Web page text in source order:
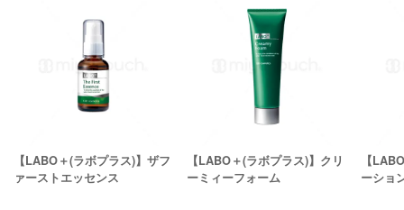
【LABO＋(ラボプラス)】ザフ
ァーストエッセンス
【LABO＋(ラボプラス)】クリ
ーミィーフォーム
【
ーショ